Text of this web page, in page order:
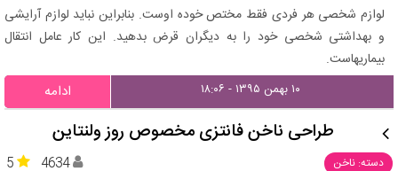
لوازم شخصی هر فردی فقط مختص خوده اوست. بنابراین نباید لوازم آرایشی
و بهداشتی شخصی خود را به دیگران قرض بدهید. این کار عامل انتقال
بیماریهاست.
۱۰ بهمن ۱۳۹۵ - ۱۸:۰۶ ادامه
طراحی ناخن فانتزی مخصوص روز ولنتاین
دسته: ناخن 5 4634